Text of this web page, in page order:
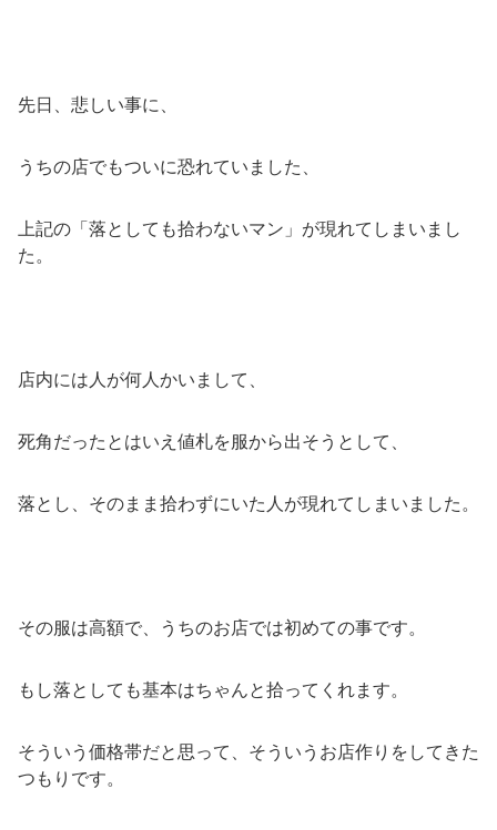
先日、悲しい事に、
うちの店でもついに恐れていました、
上記の「落としても拾わないマン」が現れてしまいまし
た。
店内には人が何人かいまして、
死角だったとはいえ値札を服から出そうとして、
落とし、そのまま拾わずにいた人が現れてしまいました。
その服は高額で、うちのお店では初めての事です。
もし落としても基本はちゃんと拾ってくれます。
そういう価格帯だと思って、そういうお店作りをしてきた
つもりです。